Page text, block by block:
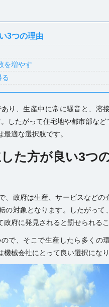
3つの理由
を増やす
り、生産中に常に騒音と、溶
したがって住宅地や都市部など
最適な選択肢です。
た方が良い3つ
、政府は生産、サービスなど
の対象となります。したがって
府に発見されると罰せられるこ
で、そこで生産したら多くの
機械会社にとって良い選択になり